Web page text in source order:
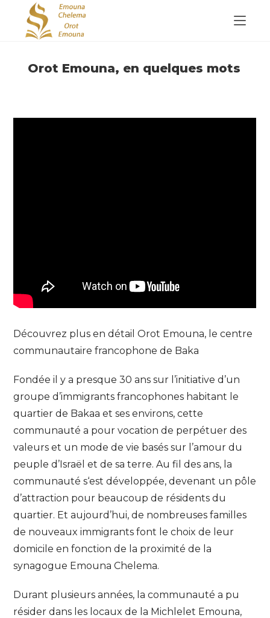
content
Orot Emouna, en quelques mots
Découvrez plus en détail Orot Emouna, le centre
communautaire francophone de Baka
Fondée il y a presque 30 ans sur l’initiative d’un
groupe d’immigrants francophones habitant le
quartier de Bakaa et ses environs, cette
communauté a pour vocation de perpétuer des
valeurs et un mode de vie basés sur l’amour du
peuple d’Israël et de sa terre. Au fil des ans, la
communauté s‘est développée, devenant un pôle
d’attraction pour beaucoup de résidents du
quartier. Et aujourd’hui, de nombreuses familles
de nouveaux immigrants font le choix de leur
domicile en fonction de la proximité de la
synagogue Emouna Chelema.
Durant plusieurs années, la communauté a pu
résider dans les locaux de la Michlelet Emouna,